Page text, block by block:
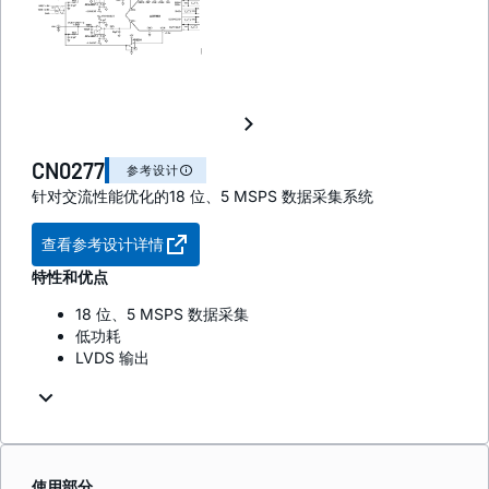
CN0277 参考设计
针对交流性能优化的18 位、5 MSPS 数据采集系统
查看参考设计详情
特性和优点
18 位、5 MSPS 数据采集
低功耗
LVDS 输出